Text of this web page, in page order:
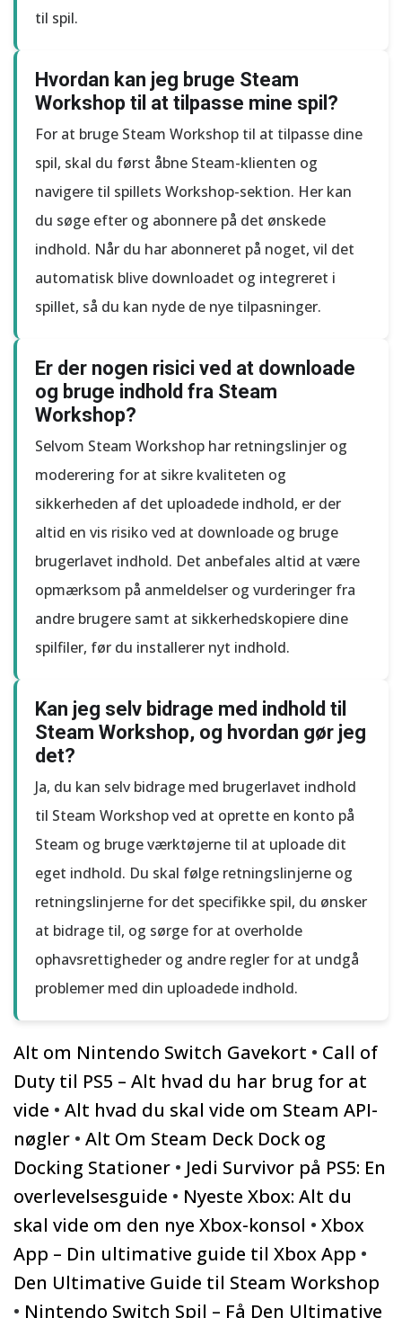
til spil.
Hvordan kan jeg bruge Steam
Workshop til at tilpasse mine spil?
For at bruge Steam Workshop til at tilpasse dine
spil, skal du først åbne Steam-klienten og
navigere til spillets Workshop-sektion. Her kan
du søge efter og abonnere på det ønskede
indhold. Når du har abonneret på noget, vil det
automatisk blive downloadet og integreret i
spillet, så du kan nyde de nye tilpasninger.
Er der nogen risici ved at downloade
og bruge indhold fra Steam
Workshop?
Selvom Steam Workshop har retningslinjer og
moderering for at sikre kvaliteten og
sikkerheden af det uploadede indhold, er der
altid en vis risiko ved at downloade og bruge
brugerlavet indhold. Det anbefales altid at være
opmærksom på anmeldelser og vurderinger fra
andre brugere samt at sikkerhedskopiere dine
spilfiler, før du installerer nyt indhold.
Kan jeg selv bidrage med indhold til
Steam Workshop, og hvordan gør jeg
det?
Ja, du kan selv bidrage med brugerlavet indhold
til Steam Workshop ved at oprette en konto på
Steam og bruge værktøjerne til at uploade dit
eget indhold. Du skal følge retningslinjerne og
retningslinjerne for det specifikke spil, du ønsker
at bidrage til, og sørge for at overholde
ophavsrettigheder og andre regler for at undgå
problemer med din uploadede indhold.
Alt om Nintendo Switch Gavekort • Call of
Duty til PS5 – Alt hvad du har brug for at
vide • Alt hvad du skal vide om Steam API-
nøgler • Alt Om Steam Deck Dock og
Docking Stationer • Jedi Survivor på PS5: En
overlevelsesguide • Nyeste Xbox: Alt du
skal vide om den nye Xbox-konsol • Xbox
App – Din ultimative guide til Xbox App •
Den Ultimative Guide til Steam Workshop
• Nintendo Switch Spil – Få Den Ultimative